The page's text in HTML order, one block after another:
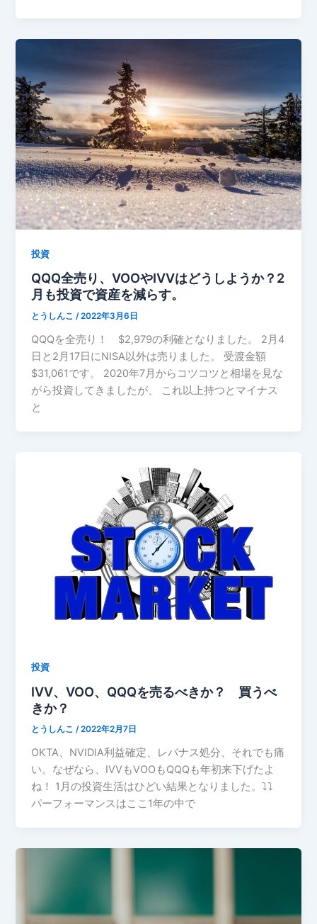
投資
QQQ全売り、VOOやIVVはどうしようか？2
月も投資で資産を減らす。
とうしんこ/2022年3月6日
QQQを全売り！ $2,979の利確となりました。 2月4
日と2月17日にNISA以外は売りました。 受渡金額
$31,061です。 2020年7月からコツコツと相場を見な
がら投資してきましたが、 これ以上持つとマイナス
と
投資
IVV、VOO、QQQを売るべきか？ 買うべ
きか？
とうしんこ/2022年2月7日
OKTA、NVIDIA利益確定、レバナス処分、それでも痛
い。なぜなら、IVVもVOOもQQQも年初来下げたよ
ね！ 1月の投資生活はひどい結果となりました。⤵⤵
パーフォーマンスはここ1年の中で